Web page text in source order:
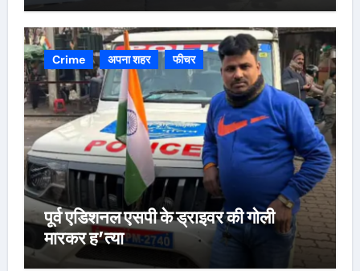
Crime अपना शहर फीचर
पूर्व एडिशनल एसपी के ड्राइवर की गोली
मारकर ह’त्या